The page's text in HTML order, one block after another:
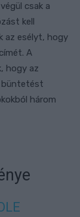
csak a
kell
az esélyt, hogy
A
hogy az
büntetést
három